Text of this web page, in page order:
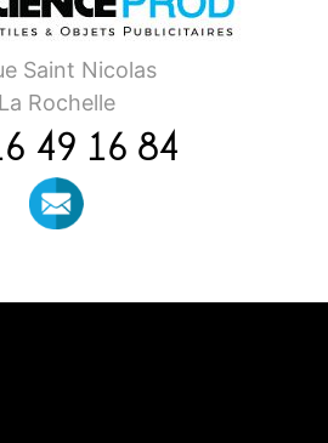
Saint Nicolas
La Rochelle
49 16 84